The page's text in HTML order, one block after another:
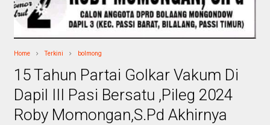
Home Terkini bolmong
15 Tahun Partai Golkar Vakum Di
Dapil III Pasi Bersatu ,Pileg 2024
Roby Momongan,S.Pd Akhirnya